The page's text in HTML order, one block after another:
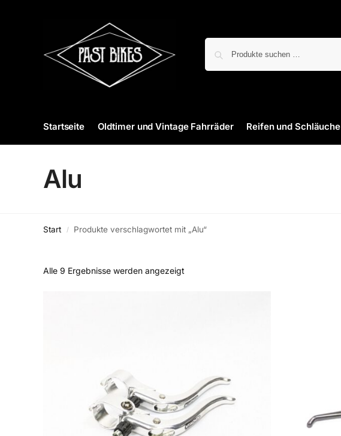
Startseite Oldtimer und Vintage Fahrräder Reifen und Schläuche
Alu
Start / Produkte verschlagwortet mit „Alu“
Alle 9 Ergebnisse werden angezeigt